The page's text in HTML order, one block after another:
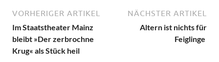
VORHERIGER ARTIKEL
Im Staatstheater Mainz
bleibt »Der zerbrochne
Krug« als Stück heil
NÄCHSTER ARTIKEL
Altern ist nichts für
Feiglinge